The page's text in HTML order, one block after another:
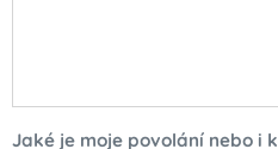
Jaké je moje povolání nebo i